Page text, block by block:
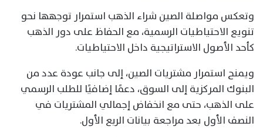
وتعكس مواصلة الصين شراء الذهب استمرار توجهها نحو
تنويع الاحتياطيات الرسمية، مع الحفاظ على دور الذهب
كأحد الأصول الاستراتيجية داخل الاحتياطيات.
ويمنح استمرار مشتريات الصين، إلى جانب عودة عدد من
البنوك المركزية إلى السوق، دعمًا إضافيًا للطلب الرسمي
على الذهب، حتى مع انخفاض إجمالي المشتريات في
النصف الأول بعد مراجعة بيانات الربع الأول.